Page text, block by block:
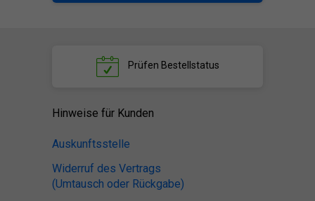
Prüfen Bestellstatus
Hinweise für Kunden
Auskunftsstelle
Widerruf des Vertrags
(Umtausch oder Rückgabe)